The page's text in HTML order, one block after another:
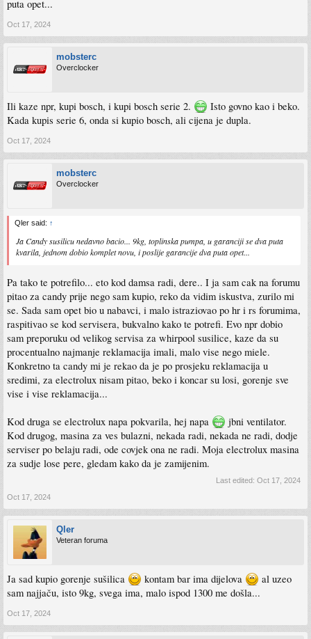
puta opet...
Oct 17, 2024
mobsterc
Overclocker
Ili kaze npr, kupi bosch, i kupi bosch serie 2.
Isto govno kao i beko.
Kada kupis serie 6, onda si kupio bosch, ali cijena je dupla.
Oct 17, 2024
mobsterc
Overclocker
Qler said: ↑
Ja Candy susilicu nedavno bacio... 9kg, toplinska pumpa, u garanciji se dva puta
kvarila, jednom dobio komplet novu, i poslije garancije dva puta opet...
Pa tako te potrefilo... eto kod damsa radi, dere.. I ja sam cak na forumu
pitao za candy prije nego sam kupio, reko da vidim iskustva, zurilo mi
se. Sada sam opet bio u nabavci, i malo istraziovao po hr i rs forumima,
raspitivao se kod servisera, bukvalno kako te potrefi. Evo npr dobio
sam preporuku od velikog servisa za whirpool susilice, kaze da su
procentualno najmanje reklamacija imali, malo vise nego miele.
Konkretno ta candy mi je rekao da je po prosjeku reklamacija u
sredimi, za electrolux nisam pitao, beko i koncar su losi, gorenje sve
vise i vise reklamacija...
Kod druga se electrolux napa pokvarila, hej napa
jbni ventilator.
Kod drugog, masina za ves bulazni, nekada radi, nekada ne radi, dodje
serviser po belaju radi, ode covjek ona ne radi. Moja electrolux masina
za sudje lose pere, gledam kako da je zamijenim.
Last edited: Oct 17, 2024
Oct 17, 2024
Qler
Veteran foruma
Ja sad kupio gorenje sušilica kontam bar ima dijelova
al uzeo
sam najjaču, isto 9kg, svega ima, malo ispod 1300 me došla...
Oct 17, 2024